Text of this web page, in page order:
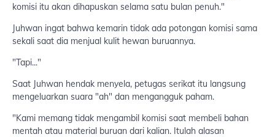
komisi itu akan dihapuskan selama satu bulan penuh."
Juhwan ingat bahwa kemarin tidak ada potongan komisi sama
sekali saat dia menjual kulit hewan buruannya.
"Tapi..."
Saat Juhwan hendak menyela, petugas serikat itu langsung
mengeluarkan suara "ah" dan mengangguk paham.
"Kami memang tidak mengambil komisi saat membeli bahan
mentah atau material buruan dari kalian. Itulah alasan